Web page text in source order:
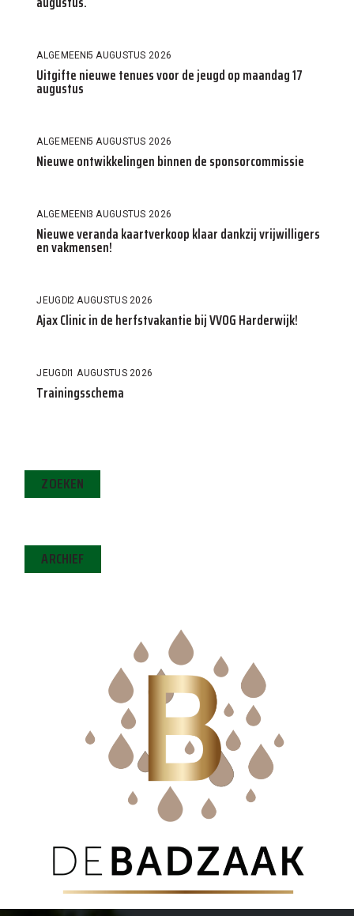
ALGEMEEN5 AUGUSTUS 2026
Uitgifte nieuwe tenues voor de jeugd op maandag 17
augustus
ALGEMEEN5 AUGUSTUS 2026
Nieuwe ontwikkelingen binnen de sponsorcommissie
ALGEMEEN3 AUGUSTUS 2026
Nieuwe veranda kaartverkoop klaar dankzij vrijwilligers
en vakmensen!
JEUGD2 AUGUSTUS 2026
Ajax Clinic in de herfstvakantie bij VVOG Harderwijk!
JEUGD1 AUGUSTUS 2026
Trainingsschema
ZOEKEN
ARCHIEF